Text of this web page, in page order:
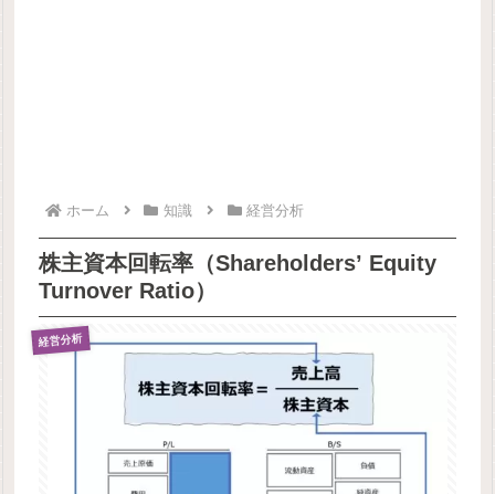
ホーム 知識 経営分析
株主資本回転率（Shareholders’ Equity
Turnover Ratio）
経営分析